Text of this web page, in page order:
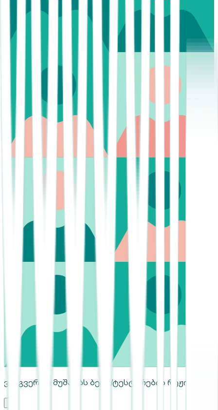
ვებგვერდი მუშაობს ბეტა/ტესტირების რეჟიმში.